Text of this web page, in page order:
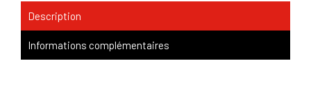
Description
Informations complémentaires